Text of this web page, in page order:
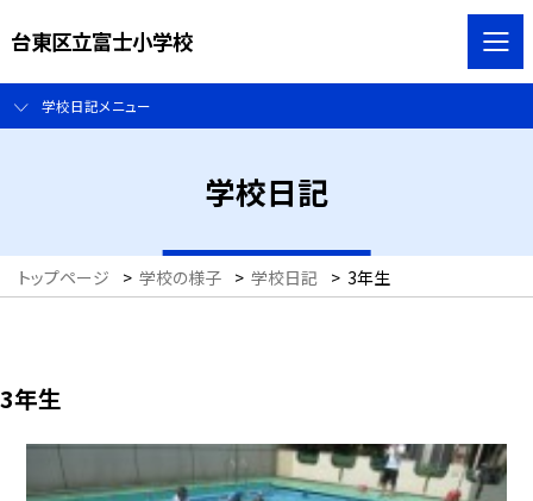
台東区立富士小学校
学校日記メニュー
学校日記
トップページ > 学校の様子 > 学校日記 > 3年生
3年生